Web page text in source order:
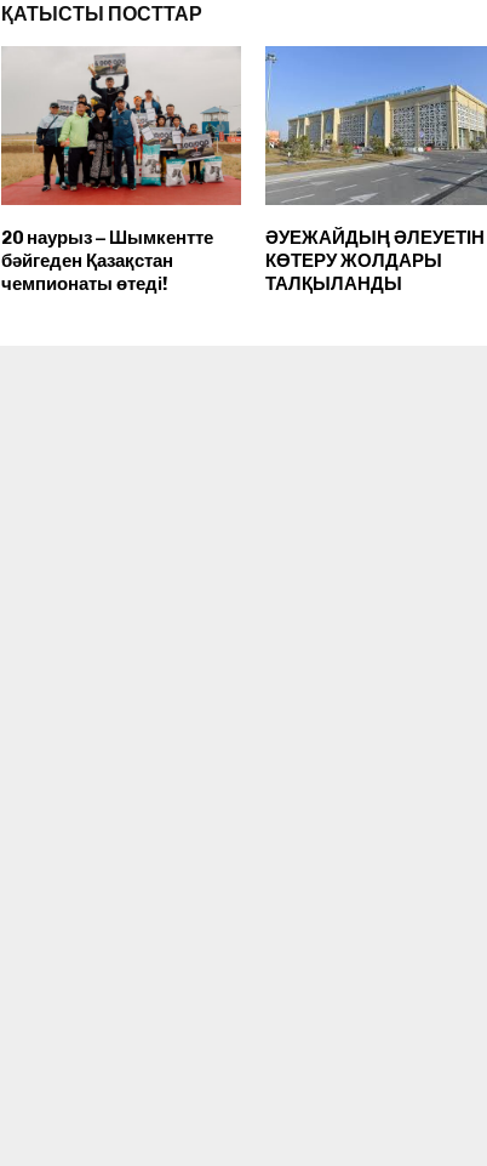
ҚАТЫСТЫ ПОСТТАР
20 наурыз – Шымкентте
бәйгеден Қазақстан
чемпионаты өтеді!
ӘУЕЖАЙДЫҢ ӘЛЕУЕТІН
КӨТЕРУ ЖОЛДАРЫ
ТАЛҚЫЛАНДЫ